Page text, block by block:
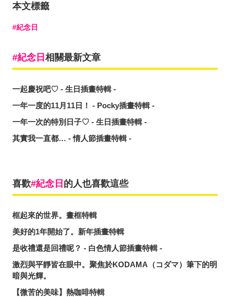
本文標籤
紀念日
紀念日 相關最新文章
一起慶祝吧♡ - 生日插畫特輯 -
一年一度的11月11日！ - Pocky插畫特輯 -
一年一次的特別日子♡ - 生日插畫特輯 -
其實我一直都… - 情人節插畫特輯 -
喜歡 紀念日 的人也喜歡這些
框起來的世界。畫框特輯
美好的1年開始了。新年插畫特輯
是收禮還是回禮呢？ - 白色情人節插畫特輯 -
激烈與平靜皆在眼中。聚焦於KODAMA（コダマ）筆下的明
暗與光輝。
【微苦的美味】熱咖啡特輯